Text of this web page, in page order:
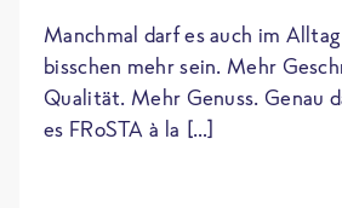
Manchmal darf es auch im
bisschen mehr sein. Mehr
Qualität. Mehr Genuss. Genau
es FRoSTA à la […]